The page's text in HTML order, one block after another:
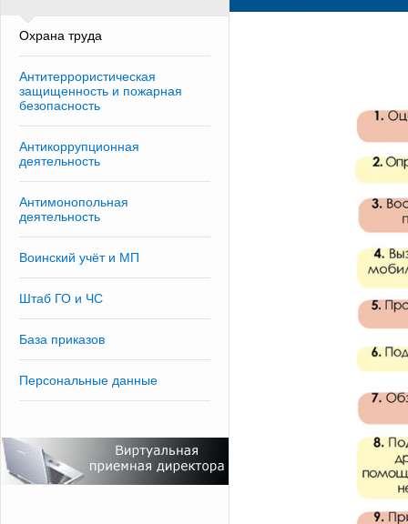
Охрана труда
Антитеррористическая
защищенность и пожарная
безопасность
Антикоррупционная
деятельность
Антимонопольная
деятельность
Воинский учёт и МП
Штаб ГО и ЧС
База приказов
Персональные данные